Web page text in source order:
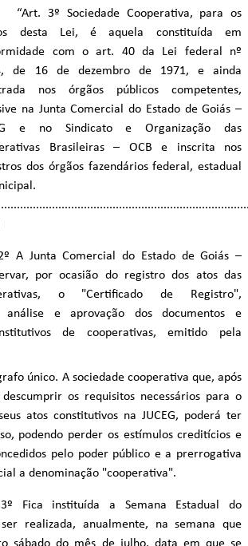
“Art. 3º Sociedade Cooperativa, para os
desta Lei, é aquela constituída em
com o art. 40 da Lei federal nº
de 16 de dezembro de 1971, e ainda
nos órgãos públicos competentes,
na Junta Comercial do Estado de Goiás –
e no Sindicato e Organização das
Brasileiras – OCB e inscrita nos
dos órgãos fazendários federal, estadual
A Junta Comercial do Estado de Goiás –
por ocasião do registro dos atos das
o "Certificado de Registro",
análise e aprovação dos documentos e
de cooperativas, emitido pela
único. A sociedade cooperativa que, após
os requisitos necessários para o
atos constitutivos na JUCEG, poderá ter
podendo perder os estímulos creditícios e
pelo poder público e a prerrogativa
a denominação "cooperativa".
Fica instituída a Semana Estadual do
realizada, anualmente, na semana que